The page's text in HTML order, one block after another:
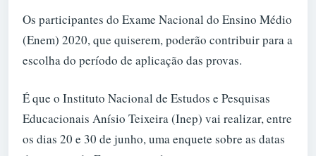
Os participantes do Exame Nacional do Ensino Médio
(Enem) 2020, que quiserem, poderão contribuir para a
escolha do período de aplicação das provas.
É que o Instituto Nacional de Estudos e Pesquisas
Educacionais Anísio Teixeira (Inep) vai realizar, entre
os dias 20 e 30 de junho, uma enquete sobre as datas